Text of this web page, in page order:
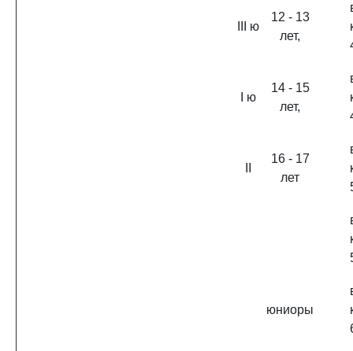
III ю
12 - 13
лет,
I ю
14 - 15
лет,
16 - 17
лет
юниоры